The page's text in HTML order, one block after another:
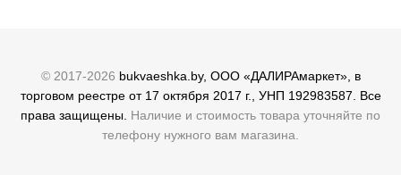
© 2017-2026 bukvaeshka.by, ООО «ДАЛИРАмаркет», в
торговом реестре от 17 октября 2017 г., УНП 192983587. Все
права защищены. Наличие и стоимость товара уточняйте по
телефону нужного вам магазина.